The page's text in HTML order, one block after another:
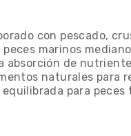
con pescado,
marinos
de
naturales para
para peces